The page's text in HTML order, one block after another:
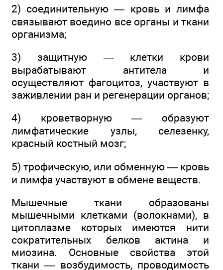
2) соединительную — кровь и лимфа
связывают воедино все органы и ткани
организма;
3) защитную — клетки крови
вырабатывают антитела и
осуществляют фагоцитоз, участвуют в
заживлении ран и регенерации органов;
4) кроветворную — образуют
лимфатические узлы, селезенку,
красный костный мозг;
5) трофическую, или обменную — кровь
и лимфа участвуют в обмене веществ.
Мышечные ткани образованы
мышечными клетками (волокнами), в
цитоплазме которых имеются нити
сократительных белков актина и
миозина. Основные свойства этой
ткани — возбудимость, проводимость